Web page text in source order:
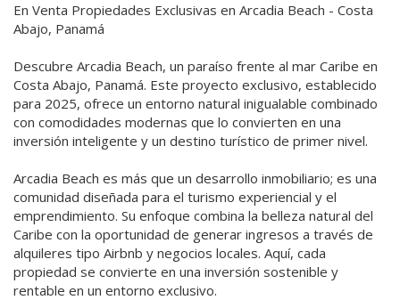
En Venta Propiedades Exclusivas en Arcadia Beach - Costa
Abajo, Panamá
Descubre Arcadia Beach, un paraíso frente al mar Caribe en
Costa Abajo, Panamá. Este proyecto exclusivo, establecido
para 2025, ofrece un entorno natural inigualable combinado
con comodidades modernas que lo convierten en una
inversión inteligente y un destino turístico de primer nivel.
Arcadia Beach es más que un desarrollo inmobiliario; es una
comunidad diseñada para el turismo experiencial y el
emprendimiento. Su enfoque combina la belleza natural del
Caribe con la oportunidad de generar ingresos a través de
alquileres tipo Airbnb y negocios locales. Aquí, cada
propiedad se convierte en una inversión sostenible y
rentable en un entorno exclusivo.